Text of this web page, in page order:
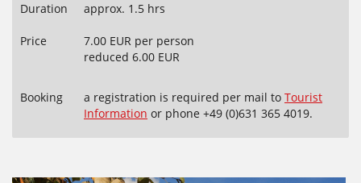
Duration approx. 1.5 hrs
Price
7.00 EUR per person
reduced 6.00 EUR
Booking a registration is required per mail to Tourist
Information or phone +49 (0)631 365 4019.